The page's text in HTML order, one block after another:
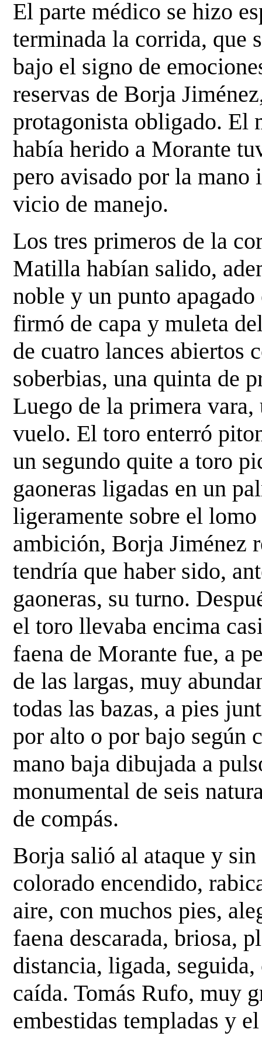
El parte médico se hizo
terminada la corrida, que
bajo el signo de
reservas de Borja
protagonista obligado. El
había herido a Morante
pero avisado por lamano
vicio de manejo.
Los tres primeros de la
Matilla habían salido,
noble y un punto
firmó de capa y muleta
de cuatro lances abiertos
soberbias, una quinta de
Luego de la primera
vuelo. El toro enterró
un segundo quite a toro
gaonerasligadas en un
ligeramente sobre el
ambición, Borja Jiménez
tendría que haber sido,
gaoneras, su turno.
eltoro llevaba encima
faena de Morante fue, a
de las largas, muy
todas lasbazas, a pies
por alto o por bajo según
mano baja dibujada a
monumental de seis
de compás.
Borja salió al ataque y
colorado encendido,
aire, con muchos pies,
faena descarada, briosa,
distancia, ligada,
caída. Tomás Rufo, muy
embestidastempladas y